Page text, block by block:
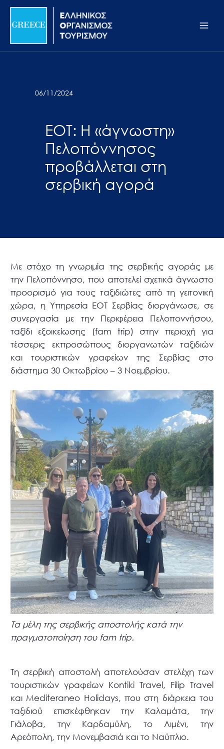
Σημείωση:
ιστότοπος
προσβασιμότητας.
Μετάβαση
περιεχόμενο
06/11/2024
ΕΟΤ: Η «άγνωστη»
Πελοπόννησος
προβάλλεται στη
σερβική αγορά
Με στόχο τη γνωριμία της σερβικής αγοράς με
την Πελοπόννησο, που αποτελεί σχετικά άγνωστο
προορισμό για τους ταξιδιώτες από τη γειτονική
χώρα, η Υπηρεσία ΕΟΤ Σερβίας διοργάνωσε, σε
συνεργασία με την Περιφέρεια Πελοποννήσου,
ταξίδι εξοικείωσης (fam trip) στην περιοχή για
τέσσερις εκπροσώπους διοργανωτών ταξιδιών
και τουριστικών γραφείων της Σερβίας στο
διάστημα 30 Οκτωβρίου – 3 Νοεμβρίου.
Τα μέλη της σερβικής αποστολής κατά την
πραγματοποίηση του fam trip.
Τη σερβική αποστολή αποτελούσαν στελέχη των
τουριστικών γραφείων Kontiki Travel, Filip Travel
και Mediteraneo Holidays, που στη διάρκεια του
ταξιδιού επισκέφθηκαν την Καλαμάτα, την
Γιάλοβα, την Καρδαμύλη, το Λιμένι, την
Αρεόπολη, την Μονεμβασιά και το Ναύπλιο.